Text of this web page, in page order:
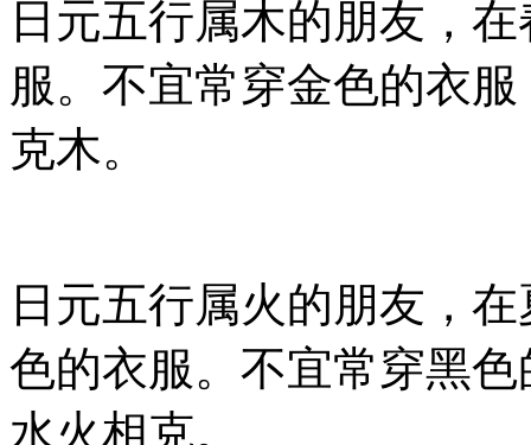
日元五行属木的朋友，
服。不宜常穿金色的衣
克木。
日元五行属火的朋友，
色的衣服。不宜常穿黑
水火相克。